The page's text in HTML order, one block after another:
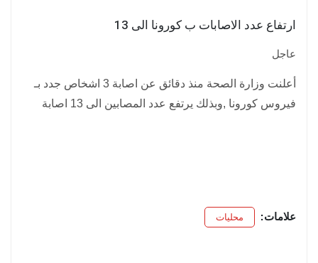
ارتفاع عدد الاصابات ب كورونا الى 13
عاجل
أعلنت وزارة الصحة منذ دقائق عن اصابة 3 اشخاص جدد بـ
فيروس كورونا ,وبذلك يرتفع عدد المصابين الى 13 اصابة
علامات: محليات